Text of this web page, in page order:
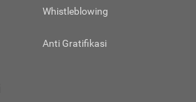
Whistleblowing
Anti Gratifikasi